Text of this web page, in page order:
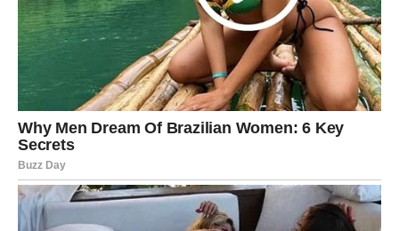
potpuno promijeniti vaš život.
Naredni period za vas neće biti običan. Ovo je vrijeme
tokom kojeg biste mogle ostvariti ono o čemu ste dugo
maštale i konačno osjetiti koliko život može biti lijep kada
sreća odluči stati na vašu stranu.